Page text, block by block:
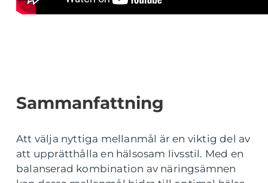
Sammanfattning
Att välja nyttiga mellanmål är en viktig del av
att upprätthålla en hälsosam livsstil. Med en
balanserad kombination av näringsämnen